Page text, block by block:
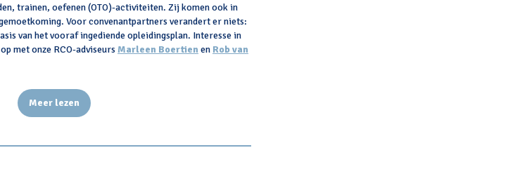
trainen, oefenen (OTO)-activiteiten. Zij komen ook in
Voor convenantpartners verandert er niets:
van het vooraf ingediende opleidingsplan. Interesse in
met onze RCO-adviseurs Marleen Boertien en Rob van
Meer lezen